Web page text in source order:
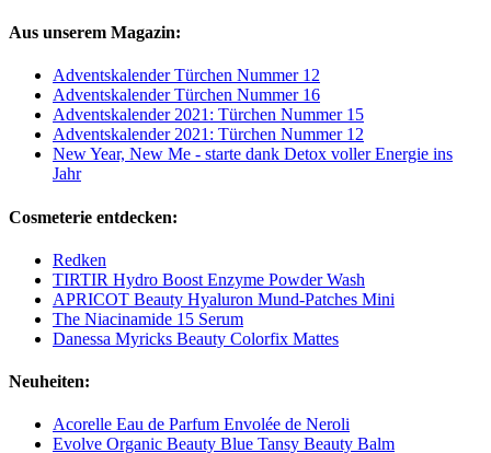
Aus unserem Magazin:
Adventskalender Türchen Nummer 12
Adventskalender Türchen Nummer 16
Adventskalender 2021: Türchen Nummer 15
Adventskalender 2021: Türchen Nummer 12
New Year, New Me - starte dank Detox voller Energie ins
Jahr
Cosmeterie entdecken:
Redken
TIRTIR Hydro Boost Enzyme Powder Wash
APRICOT Beauty Hyaluron Mund‑Patches Mini
The Niacinamide 15 Serum
Danessa Myricks Beauty Colorfix Mattes
Neuheiten:
Acorelle Eau de Parfum Envolée de Neroli
Evolve Organic Beauty Blue Tansy Beauty Balm